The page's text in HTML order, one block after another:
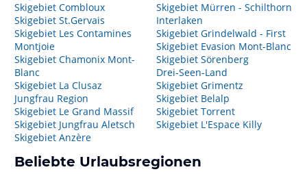
Skigebiet Combloux
Skigebiet St.Gervais
Skigebiet Les Contamines
Montjoie
Skigebiet Chamonix Mont-
Blanc
Skigebiet La Clusaz
Jungfrau Region
Skigebiet Le Grand Massif
Skigebiet Jungfrau Aletsch
Skigebiet Anzère
Skigebiet Mürren - Schilthorn
Interlaken
Skigebiet Grindelwald - First
Skigebiet Evasion Mont-Blanc
Skigebiet Sörenberg
Drei-Seen-Land
Skigebiet Grimentz
Skigebiet Belalp
Skigebiet Torrent
Skigebiet L'Espace Killy
Beliebte Urlaubsregionen